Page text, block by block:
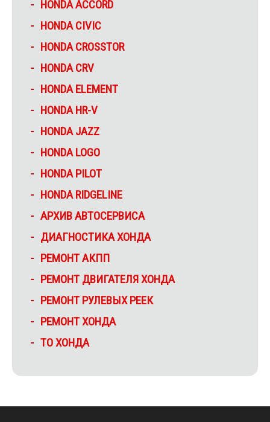
HONDA ACCORD
HONDA CIVIC
HONDA CROSSTOR
HONDA CRV
HONDA ELEMENT
HONDA HR-V
HONDA JAZZ
HONDA LOGO
HONDA PILOT
HONDA RIDGELINE
АРХИВ АВТОСЕРВИСА
ДИАГНОСТИКА ХОНДА
РЕМОНТ АКПП
РЕМОНТ ДВИГАТЕЛЯ ХОНДА
РЕМОНТ РУЛЕВЫХ РЕЕК
РЕМОНТ ХОНДА
ТО ХОНДА